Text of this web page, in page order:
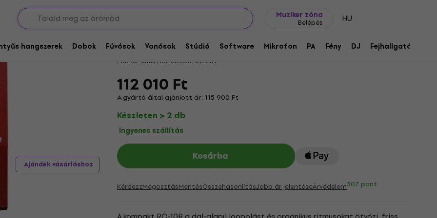
Muziker zóna
Belépés HU
hangszerek Dobok Fúvósok Vonósok Stúdió Software Mikrofon PA Fény DJ Fejhallgató
Ajándék vásárláshoz
Boss RC-10R Gitáreffekt
4,9/5 35 x értékelve
Márka: Boss Termékkód: 314709
112 010 Ft
A gyártó által ajánlott ár: 115 900 Ft
Készleten > 2 db
Ingyenes szállítás
Kosárba
KérdezzMegosztásMentésÖsszehasonlításJobb ár jelentéseÁrvédelem307 pont